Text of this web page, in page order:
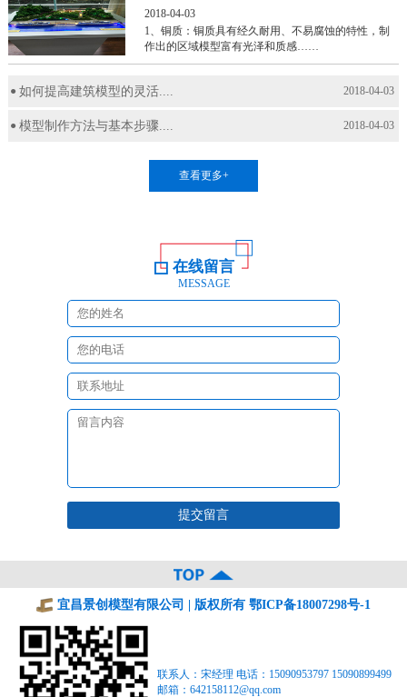
2018-04-03
1、铜质：铜质具有经久耐用、不易腐蚀的特性，制
作出的区域模型富有光泽和质感……
如何提高建筑模型的灵活.... 2018-04-03
模型制作方法与基本步骤.... 2018-04-03
查看更多+
在线留言
MESSAGE
宜昌景创模型有限公司 | 版权所有 鄂ICP备18007298号-1
联系人：宋经理 电话：15090953797 15090899499
邮箱：642158112@qq.com